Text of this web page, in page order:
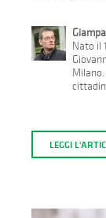
Nato il
LEGGI